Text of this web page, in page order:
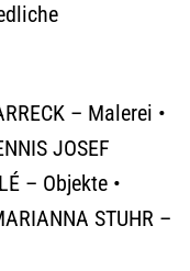
– Malerei •
JOSEF
– Objekte •
STUHR –